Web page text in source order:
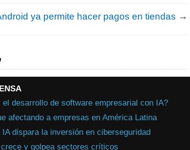
ya permite hacer pagos en tiendas →
el desarrollo de software empresarial con IA?
afectando a empresas en América Latina
dispara la inversión en ciberseguridad
y golpea sectores críticos